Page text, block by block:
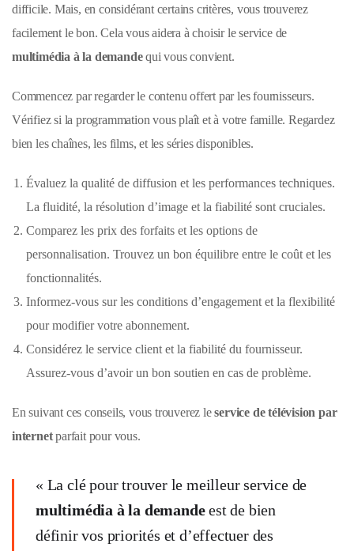
difficile. Mais, en considérant certains critères, vous trouverez
facilement le bon. Cela vous aidera à choisir le service de
multimédia à la demandequi vous convient.
Commencez par regarder le contenu offert par les fournisseurs.
Vérifiez si la programmation vous plaît et à votre famille. Regardez
bien les chaînes, les films, et les séries disponibles.
Évaluez la qualité de diffusion et les performances techniques.
La fluidité, la résolution d’image et la fiabilité sont cruciales.
Comparez les prix des forfaits et les options de
personnalisation. Trouvez un bon équilibre entre le coût et les
fonctionnalités.
Informez-vous sur les conditions d’engagement et la flexibilité
pour modifier votre abonnement.
Considérez le service client et la fiabilité du fournisseur.
Assurez-vous d’avoir un bon soutien en cas de problème.
En suivant ces conseils, vous trouverez leservice de télévision par
internetparfait pour vous.
« La clé pour trouver le meilleur service de
multimédia à la demandeest de bien
définir vos priorités et d’effectuer des